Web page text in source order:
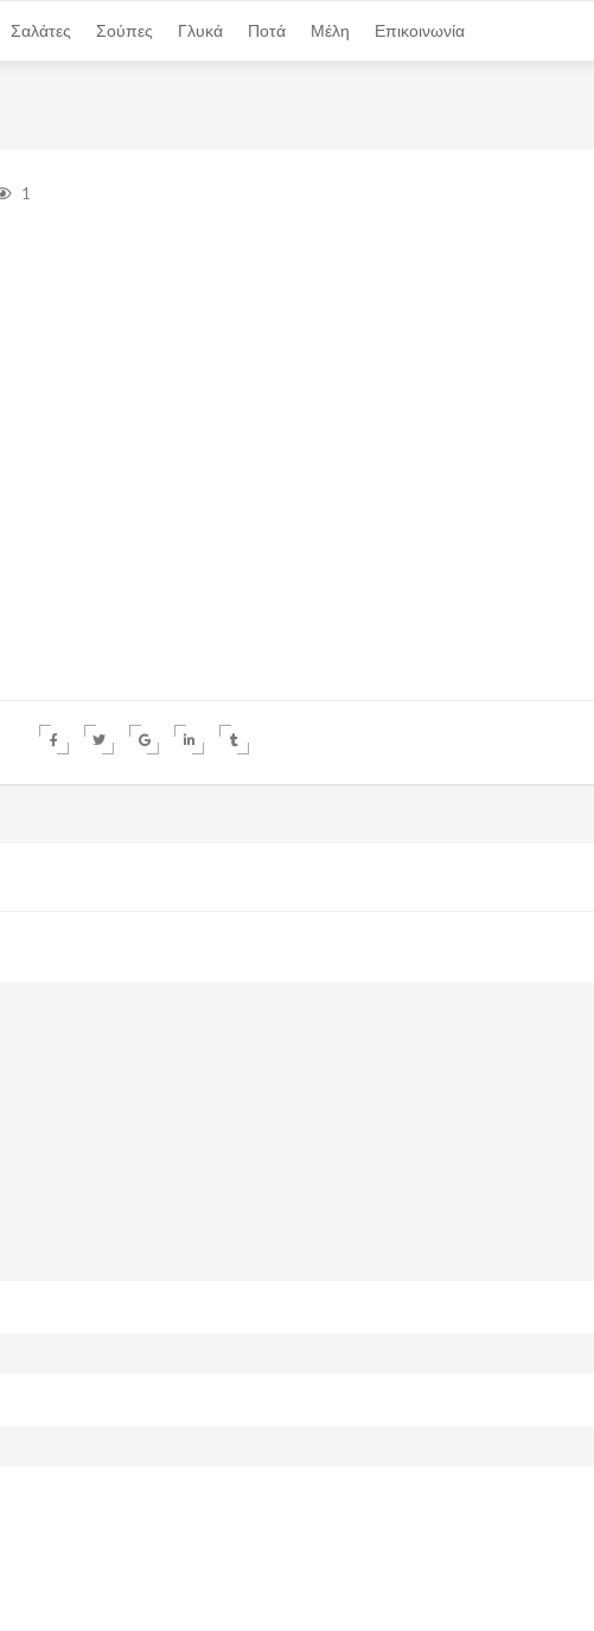
Σαλάτες Σούπες Γλυκά Ποτά Μέλη Επικοινωνία
1
Σαλάτες Σούπες Γλυκά Ποτά Μέλη Επικοινωνία